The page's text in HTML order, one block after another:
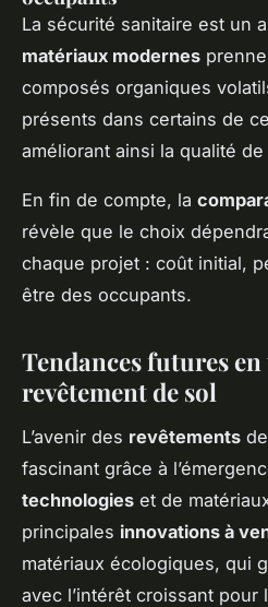
La sécurité sanitaire est un
matériaux modernes
composés organiques
présents dans certains de
améliorant ainsi la qualité de
En fin de compte, la
révèle que le choix
chaque projet : coût initial,
être des occupants.
Tendances futures
revêtement de sol
L’avenir des revêtements
fascinant grâce à
technologies et de
principales innovations à
matériaux écologiques, qui
avec l’intérêt croissant